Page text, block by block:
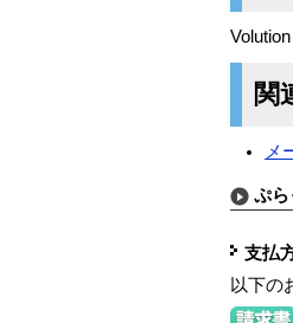
関
メ
ぷら
支払
以下の